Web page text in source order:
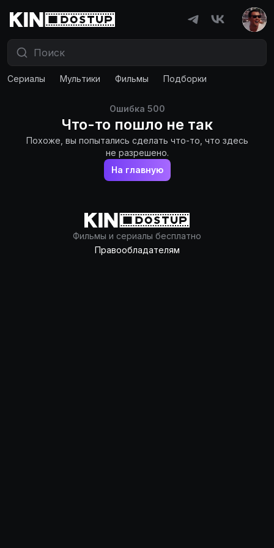
Сериалы Мультики Фильмы Подборки
Ошибка 500
Что-то пошло не так
Похоже, вы попытались сделать что-то, что здесь
не разрешено.
На главную
Фильмы и сериалы бесплатно
Правообладателям